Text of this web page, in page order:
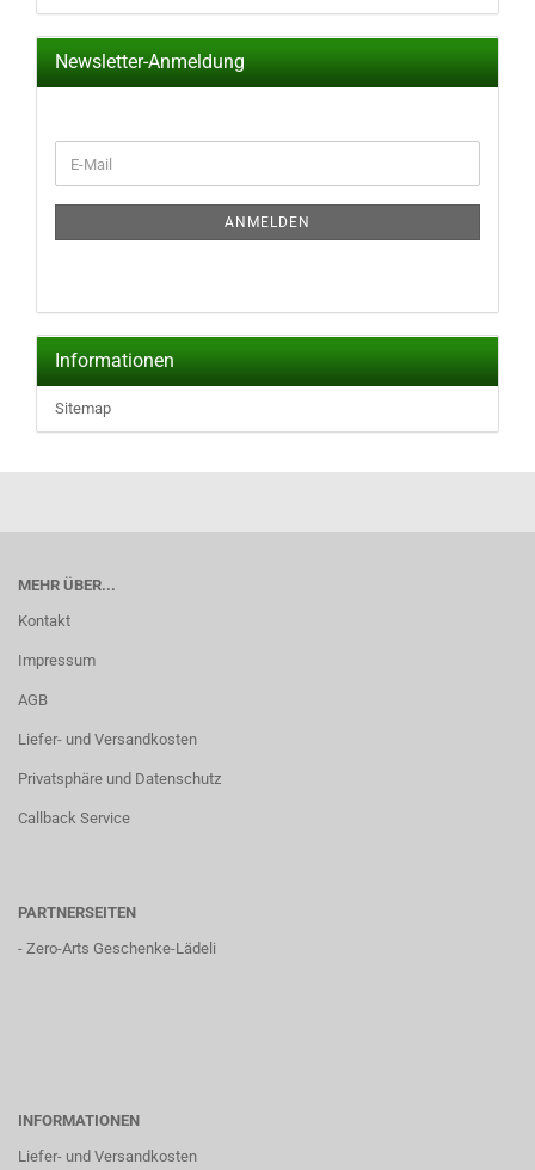
Newsletter-Anmeldung
ZUR
E-
Mail
ANMELDEN
Informationen
Sitemap
MEHR ÜBER...
Kontakt
Impressum
AGB
Liefer- und Versandkosten
Privatsphäre und Datenschutz
Callback Service
PARTNERSEITEN
- Zero-Arts Geschenke-Lädeli
INFORMATIONEN
Liefer- und Versandkosten